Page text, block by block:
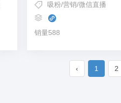
吸粉/营销/微信直播
销量588
‹ 1 2